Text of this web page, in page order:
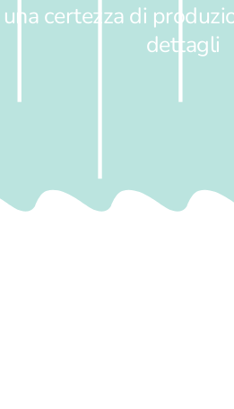
una certezza di
dettagli